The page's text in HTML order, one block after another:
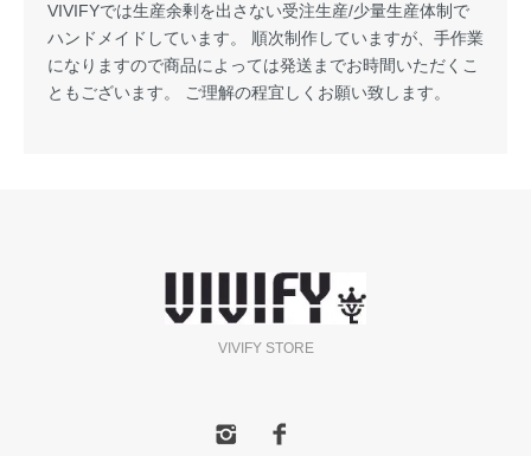
VIVIFYでは生産余剰を出さない受注生産/少量生産体制で
ハンドメイドしています。 順次制作していますが、手作業
になりますので商品によっては発送までお時間いただくこ
ともございます。 ご理解の程宜しくお願い致します。
VIVIFY STORE